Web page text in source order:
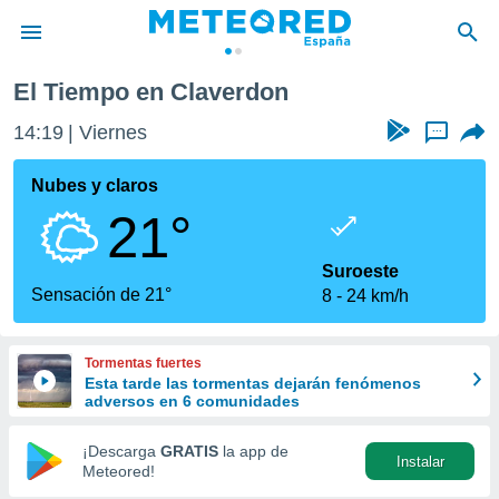
de
por
que se
calidad.
a este
las
y
forma
digital
basada
El Tiempo en Claverdon
14:19 Viernes ...
Nubes y claros
21°
Sensación de 21°
Suroeste
8
24 km/h
Tormentas fuertes
Esta tarde las tormentas dejarán fenómenos
adversos en 6 comunidades
¡Descarga GRATIS la app de
Meteored!
Instalar